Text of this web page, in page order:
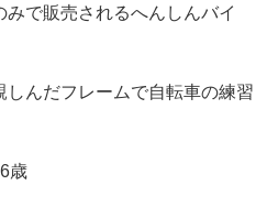
で販売されるへんしんバイ
んだフレームで自転車の練習
歳